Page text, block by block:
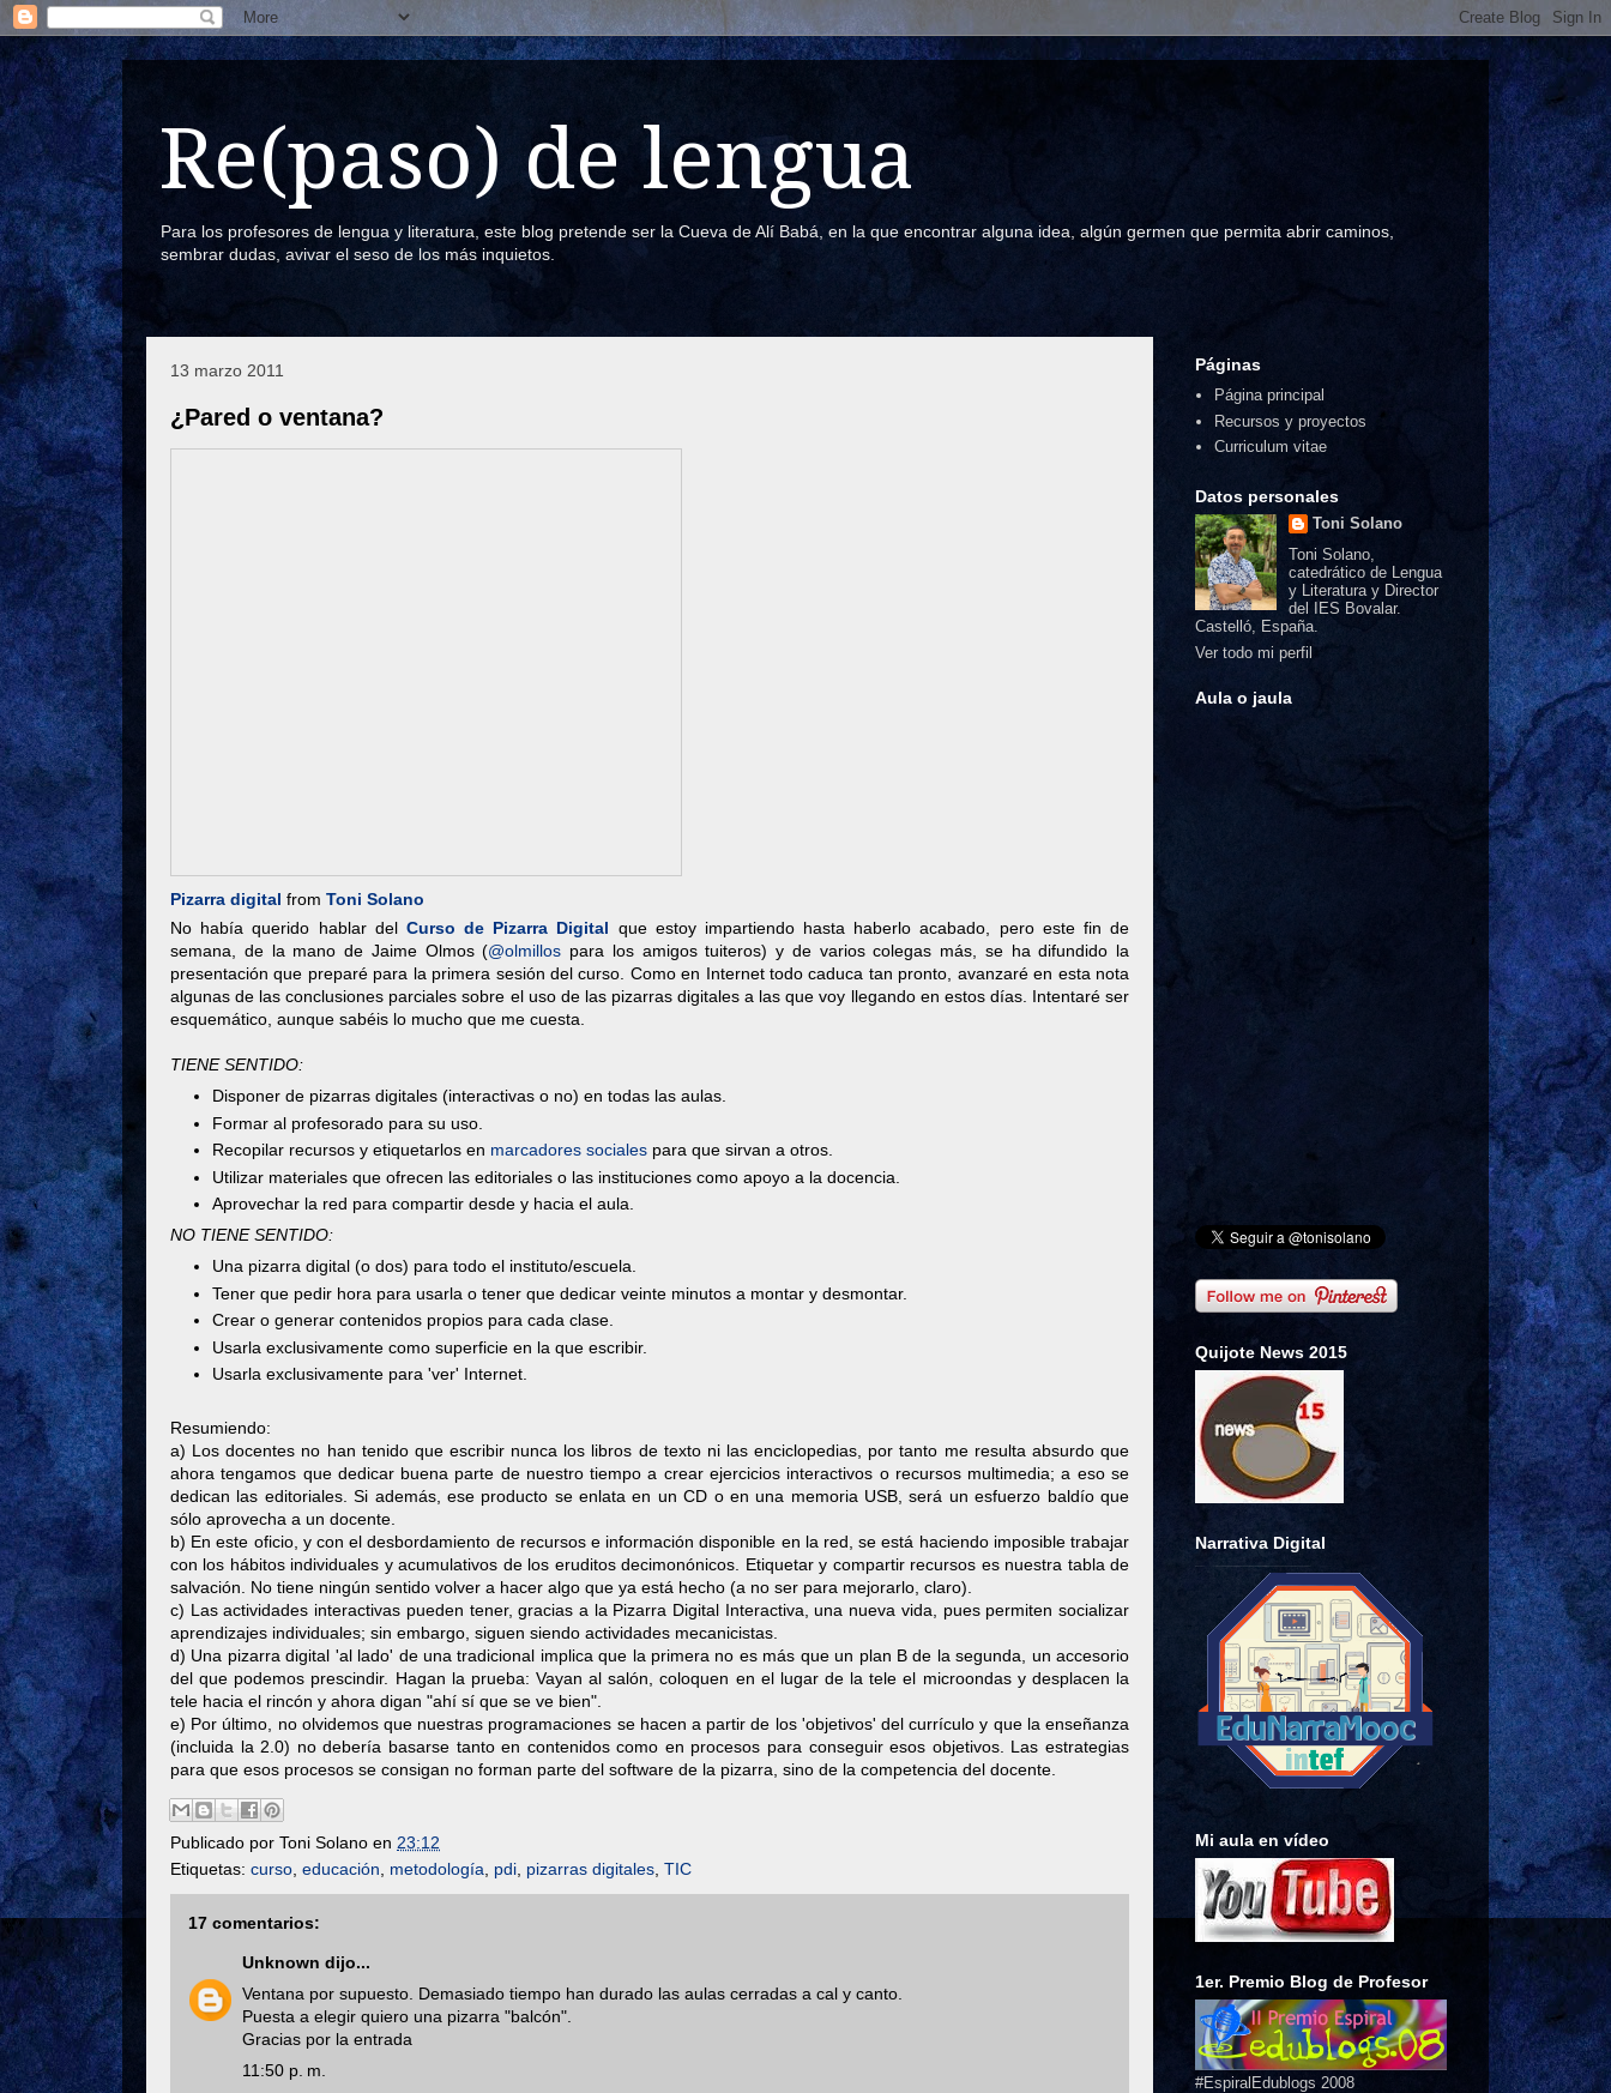
Re(paso) de lengua
Para los profesores de lengua y literatura, este blog pretende ser la Cueva de Alí Babá, en la que encontrar alguna idea, algún germen que permita abrir caminos,
sembrar dudas, avivar el seso de los más inquietos.
13 marzo 2011
¿Pared o ventana?
Pizarra digital from Toni Solano
No había querido hablar del Curso de Pizarra Digital que estoy impartiendo hasta haberlo acabado, pero este fin de
semana, de la mano de Jaime Olmos (@olmillos para los amigos tuiteros) y de varios colegas más, se ha difundido la
presentación que preparé para la primera sesión del curso. Como en Internet todo caduca tan pronto, avanzaré en esta nota
algunas de las conclusiones parciales sobre el uso de las pizarras digitales a las que voy llegando en estos días. Intentaré ser
esquemático, aunque sabéis lo mucho que me cuesta.
TIENE SENTIDO:
Disponer de pizarras digitales (interactivas o no) en todas las aulas.
Formar al profesorado para su uso.
Recopilar recursos y etiquetarlos en marcadores sociales para que sirvan a otros.
Utilizar materiales que ofrecen las editoriales o las instituciones como apoyo a la docencia.
Aprovechar la red para compartir desde y hacia el aula.
NO TIENE SENTIDO:
Una pizarra digital (o dos) para todo el instituto/escuela.
Tener que pedir hora para usarla o tener que dedicar veinte minutos a montar y desmontar.
Crear o generar contenidos propios para cada clase.
Usarla exclusivamente como superficie en la que escribir.
Usarla exclusivamente para 'ver' Internet.
Resumiendo:
a) Los docentes no han tenido que escribir nunca los libros de texto ni las enciclopedias, por tanto me resulta absurdo que
ahora tengamos que dedicar buena parte de nuestro tiempo a crear ejercicios interactivos o recursos multimedia; a eso se
dedican las editoriales. Si además, ese producto se enlata en un CD o en una memoria USB, será un esfuerzo baldío que
sólo aprovecha a un docente.
b) En este oficio, y con el desbordamiento de recursos e información disponible en la red, se está haciendo imposible trabajar
con los hábitos individuales y acumulativos de los eruditos decimonónicos. Etiquetar y compartir recursos es nuestra tabla de
salvación. No tiene ningún sentido volver a hacer algo que ya está hecho (a no ser para mejorarlo, claro).
c) Las actividades interactivas pueden tener, gracias a la Pizarra Digital Interactiva, una nueva vida, pues permiten socializar
aprendizajes individuales; sin embargo, siguen siendo actividades mecanicistas.
d) Una pizarra digital 'al lado' de una tradicional implica que la primera no es más que un plan B de la segunda, un accesorio
del que podemos prescindir. Hagan la prueba: Vayan al salón, coloquen en el lugar de la tele el microondas y desplacen la
tele hacia el rincón y ahora digan "ahí sí que se ve bien".
e) Por último, no olvidemos que nuestras programaciones se hacen a partir de los 'objetivos' del currículo y que la enseñanza
(incluida la 2.0) no debería basarse tanto en contenidos como en procesos para conseguir esos objetivos. Las estrategias
para que esos procesos se consigan no forman parte del software de la pizarra, sino de la competencia del docente.
Publicado por Toni Solano en 23:12
Etiquetas: curso educación metodología pdi pizarras digitales TIC
17 comentarios:
Unknown dijo...
Ventana por supuesto. Demasiado tiempo han durado las aulas cerradas a cal y canto.
Puesta a elegir quiero una pizarra "balcón".
Gracias por la entrada
11:50 p. m.
Páginas
Página principal
Recursos y proyectos
Curriculum vitae
Datos personales
Toni Solano
Toni Solano,
catedrático de Lengua
y Literatura y Director
del IES Bovalar.
Castelló, España.
Ver todo mi perfil
Aula o jaula
Quijote News 2015
Narrativa Digital
Mi aula en vídeo
1er. Premio Blog de Profesor
#EspiralEdublogs 2008